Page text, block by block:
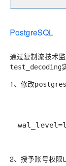
PostgreSQL
通过复制流技术
test_decoding
1、修改
2、授予账号权限